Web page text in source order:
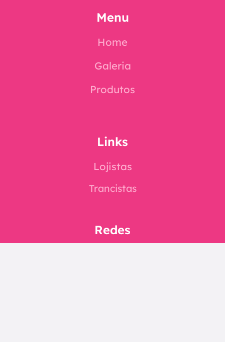
Menu
Home
Galeria
Produtos
Links
Lojistas
Trancistas
Redes